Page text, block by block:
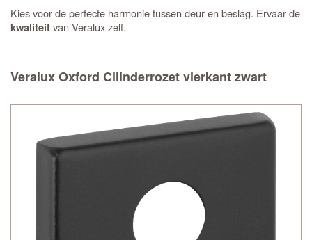
Kies voor de perfecte harmonie tussen deur en beslag. Ervaar de
kwaliteitvan Veralux zelf.
Veralux Oxford Cilinderrozet vierkant zwart